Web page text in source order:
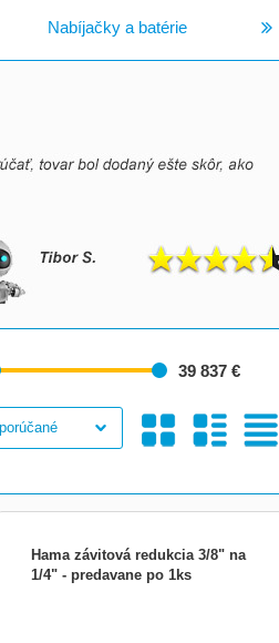
Nabíjačky a batérie
39 837 €
Hama závitová redukcia 3/8" na
1/4" - predavane po 1ks